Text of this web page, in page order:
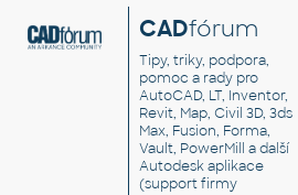
CADfórum
Tipy, triky, podpora,
pomoc a rady pro
AutoCAD, LT, Inventor,
Revit, Map, Civil 3D, 3ds
Max, Fusion, Forma,
Vault, PowerMill a další
Autodesk aplikace
(support firmy